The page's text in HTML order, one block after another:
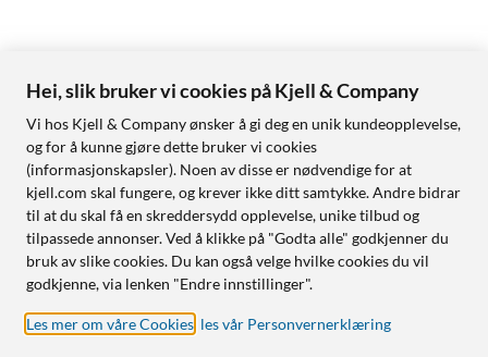
Hei, slik bruker vi cookies på Kjell & Company
Vi hos Kjell & Company ønsker å gi deg en unik kundeopplevelse,
og for å kunne gjøre dette bruker vi cookies
(informasjonskapsler). Noen av disse er nødvendige for at
kjell.com skal fungere, og krever ikke ditt samtykke. Andre bidrar
til at du skal få en skreddersydd opplevelse, unike tilbud og
tilpassede annonser. Ved å klikke på "Godta alle" godkjenner du
bruk av slike cookies. Du kan også velge hvilke cookies du vil
godkjenne, via lenken "Endre innstillinger".
Les mer om våre Cookies les vår Personvernerklæring